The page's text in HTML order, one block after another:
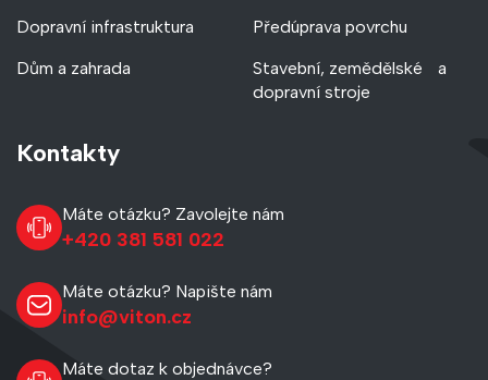
Dopravní infrastruktura
Předúprava povrchu
Dům a zahrada
Stavební, zemědělské a
dopravní stroje
Kontakty
Máte otázku? Zavolejte nám
+420 381 581 022
Máte otázku? Napište nám
info@viton.cz
Máte dotaz k objednávce?